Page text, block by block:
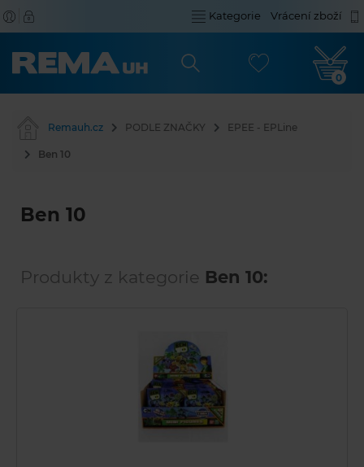
Kategorie Vrácení zboží
0
Remauh.cz PODLE ZNAČKY EPEE - EPLine
Ben 10
Ben 10
Produkty z kategorie Ben 10: